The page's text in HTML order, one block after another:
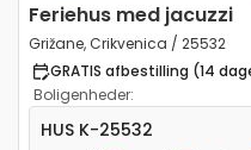
Feriehus med jacuzzi
Grižane, Crikvenica / 25532
GRATIS afbestilling (14
Boligenheder:
Toværelses hus
HUS K-25532